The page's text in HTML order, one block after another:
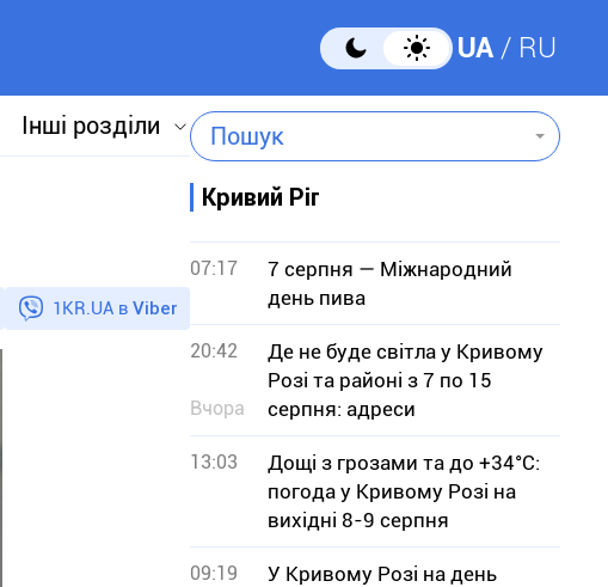
UA RU
Інші розділи Пошук
1KR.UA в Viber
Кривий Ріг
07:17
7 серпня — Міжнародний
день пива
20:42
Вчора
Де не буде світла у Кривому
Розі та районі з 7 по 15
серпня: адреси
13:03
Дощі з грозами та до +34°С:
погода у Кривому Розі на
вихідні 8-9 серпня
09:19
У Кривому Розі на день